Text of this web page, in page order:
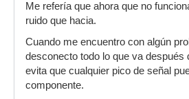
Me refería que ahora que no
ruido que hacia.
Cuando me encuentro con algún
desconecto todo lo que va después
evita que cualquier pico de señal
componente.